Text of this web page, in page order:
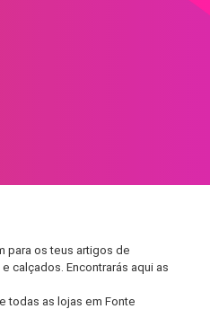
para os teus artigos de
calçados. Encontrarás aqui as
todas as lojas em Fonte